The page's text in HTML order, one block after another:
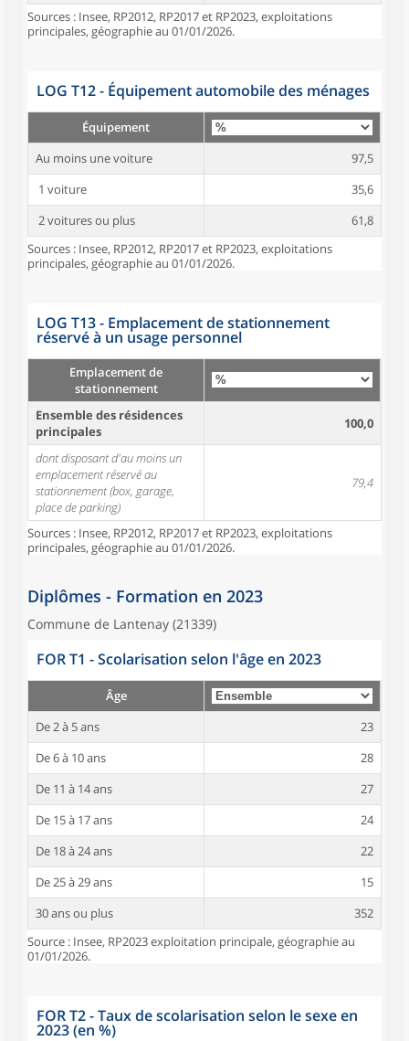
Sources : Insee, RP2012, RP2017 et RP2023, exploitations
principales, géographie au 01/01/2026.
LOG T12 - Équipement automobile des ménages
Équipement
Au moins une voiture
97,5
1 voiture
35,6
2 voitures ou plus
61,8
Sources : Insee, RP2012, RP2017 et RP2023, exploitations
principales, géographie au 01/01/2026.
LOG T13 - Emplacement de stationnement
réservé à un usage personnel
Emplacement de
stationnement
Ensemble des résidences
principales
100,0
dont disposant d'au moins un
emplacement réservé au
stationnement (box, garage,
place de parking)
79,4
Sources : Insee, RP2012, RP2017 et RP2023, exploitations
principales, géographie au 01/01/2026.
Diplômes - Formation en 2023
Commune de Lantenay (21339)
FOR T1 - Scolarisation selon l'âge en 2023
Âge
De 2 à 5 ans
23
De 6 à 10 ans
28
De 11 à 14 ans
27
De 15 à 17 ans
24
De 18 à 24 ans
22
De 25 à 29 ans
15
30 ans ou plus
352
Source : Insee, RP2023 exploitation principale, géographie au
01/01/2026.
FOR T2 - Taux de scolarisation selon le sexe en
2023 (en %)